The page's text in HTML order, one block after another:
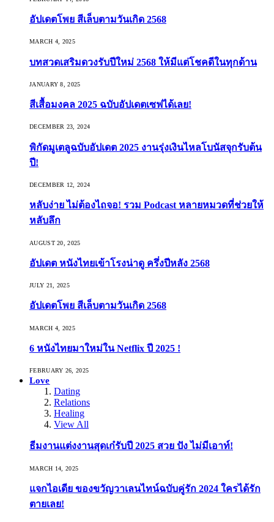
อัปเดตโพย สีเล็บตามวันเกิด 2568
MARCH 4, 2025
บทสวดเสริมดวงรับปีใหม่ 2568 ให้มีแต่โชคดีในทุกด้าน
JANUARY 8, 2025
สีเสื้อมงคล 2025 ฉบับอัปเดตเซฟได้เลย!
DECEMBER 23, 2024
พิกัดมูเตลูฉบับอัปเดต 2025 งานรุ่งเงินไหลโบนัสจุกรับต้น
ปี!
DECEMBER 12, 2024
หลับง่าย ไม่ต้องไถจอ! รวม Podcast หลายหมวดที่ช่วยให้
หลับลึก
AUGUST 20, 2025
อัปเดต หนังไทยเข้าโรงน่าดู ครึ่งปีหลัง 2568
JULY 21, 2025
อัปเดตโพย สีเล็บตามวันเกิด 2568
MARCH 4, 2025
6 หนังไทยมาใหม่ใน Netflix ปี 2025 !
FEBRUARY 26, 2025
Love
Dating
Relations
Healing
View All
ธีมงานแต่งงานสุดเก๋รับปี 2025 สวย ปัง ไม่มีเอาท์!
MARCH 14, 2025
แจกไอเดีย ของขวัญวาเลนไทน์ฉบับคู่รัก 2024 ใครได้รัก
ตายเลย!